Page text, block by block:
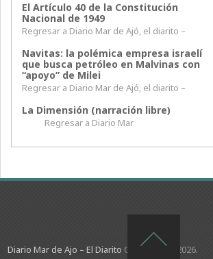
El Artículo 40 de la Constitución
Nacional de 1949
Regresar a Diario Mar de Ajó, el diarito –
Navitas: la polémica empresa israelí
que busca petróleo en Malvinas con
“apoyo” de Milei
Regresar a Diario Mar de Ajó, el diarito –
La Dimensión (narración libre)
Regresar a Diario Mar
Diario Mar de Ajo – El Diarito Copyright © 2026.